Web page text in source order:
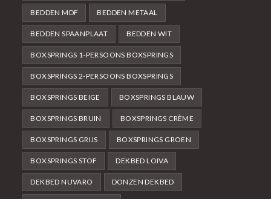
BEDDEN MDF BEDDEN METAAL
BEDDEN SPAANPLAAT BEDDEN WIT
BOXSPRINGS 1-PERSOONS BOXSPRINGS
BOXSPRINGS 2-PERSOONS BOXSPRINGS
BOXSPRINGS BEIGE BOXSPRINGS BLAUW
BOXSPRINGS BRUIN BOXSPRINGS CRÈME
BOXSPRINGS GRIJS BOXSPRINGS GROEN
BOXSPRINGS STOF DEKBED LOIVA
DEKBED NUVARO DONZEN DEKBED